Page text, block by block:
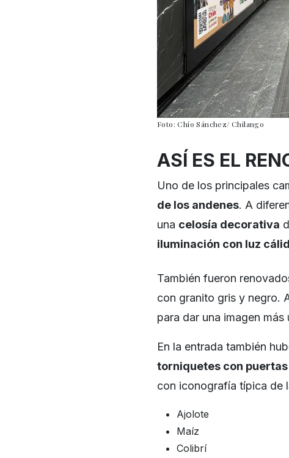
Foto: Chío Sánchez/ Chilango
ASÍ ES EL
Uno de los principales
de los andenes. A
una celosía decorativa
iluminación con luz
También fueron
con granito gris y negro.
para dar una imagen
En la entrada también
torniquetes con
con iconografía típica de
Ajolote
Maíz
Colibrí